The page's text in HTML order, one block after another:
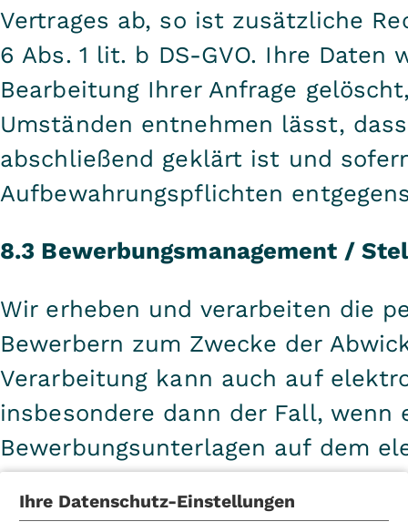
Vertrages ab, so ist zusätzliche
6 Abs. 1 lit. b DS-GVO. Ihre Daten
Bearbeitung Ihrer Anfrage
Umständen entnehmen lässt,
abschließend geklärt ist und
Aufbewahrungspflichten
8.3 Bewerbungsmanagement /
Wir erheben und verarbeiten die
Bewerbern zum Zwecke der
Verarbeitung kann auch auf
insbesondere dann der Fall, wenn
Bewerbungsunterlagen auf dem
übermittelt. Schließen wir einen
Ihre Datenschutz-Einstellungen